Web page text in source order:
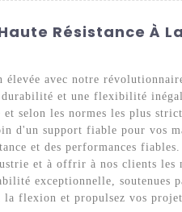
Résistance À
élevée avec notre
et une flexibilité
selon les normes les plus
d'un support fiable pour vos
et des performances
et à offrir à nos clients les
exceptionnelle, soutenues
flexion et propulsez vos